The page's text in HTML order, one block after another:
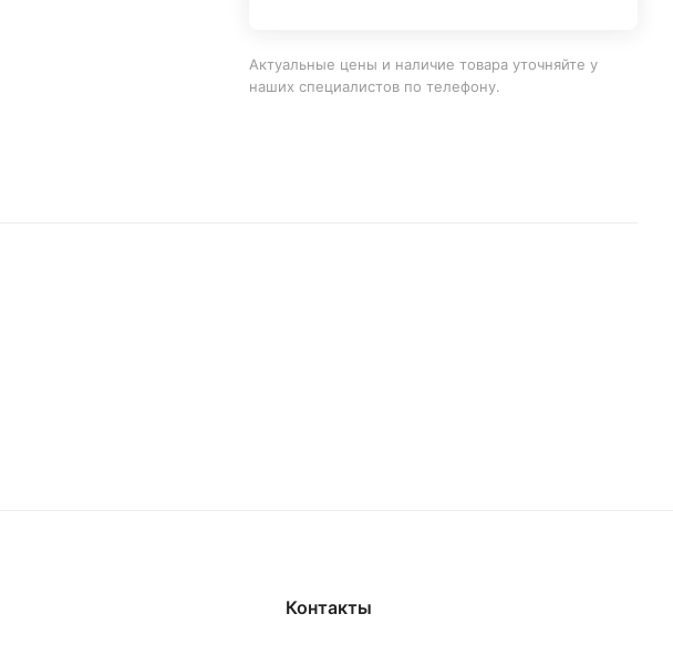
Актуальные цены и наличие товара уточняйте у
наших специалистов по телефону.
Контакты